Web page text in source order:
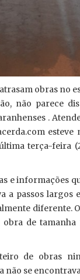
obras no
não parece
.
terça-feira
e informações
a passos largos
diferente.
de
de obras
não se